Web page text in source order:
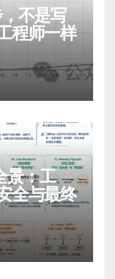
不是写
程师一样
景：工
全与最终